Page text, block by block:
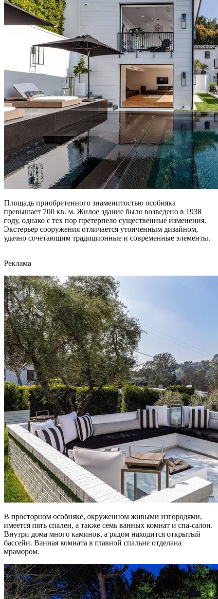
Площадь приобретенного знаменитостью особняка
превышает 700 кв. м. Жилое здание было возведено в 1938
году, однако с тех пор претерпело существенные изменения.
Экстерьер сооружения отличается утонченным дизайном,
удачно сочетающим традиционные и современные элементы.
Реклама
В просторном особняке, окруженном живыми изгородями,
имеется пять спален, а также семь ванных комнат и спа-салон.
Внутри дома много каминов, а рядом находится открытый
бассейн. Ванная комната в главной спальне отделана
мрамором.